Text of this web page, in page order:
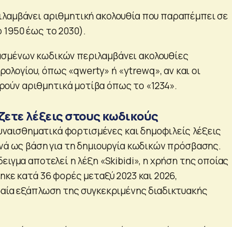
αριθμητική ακολουθία που παραπέμπει σε
1950 έως το 2030).
κωδικών περιλαμβάνει ακολουθίες
όπως «qwerty» ή «ytrewq», αν και οι
αριθμητικά μοτίβα όπως το «1234».
λέξεις στους κωδικούς
φορτισμένες και δημοφιλείς λέξεις
ως βάση για τη δημιουργία κωδικών πρόσβασης.
αποτελεί η λέξη «Skibidi», η χρήση της οποίας
κατά 36 φορές μεταξύ 2023 και 2026,
εξάπλωση της συγκεκριμένης διαδικτυακής